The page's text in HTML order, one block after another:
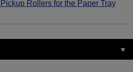
Rollers for the Paper Tray